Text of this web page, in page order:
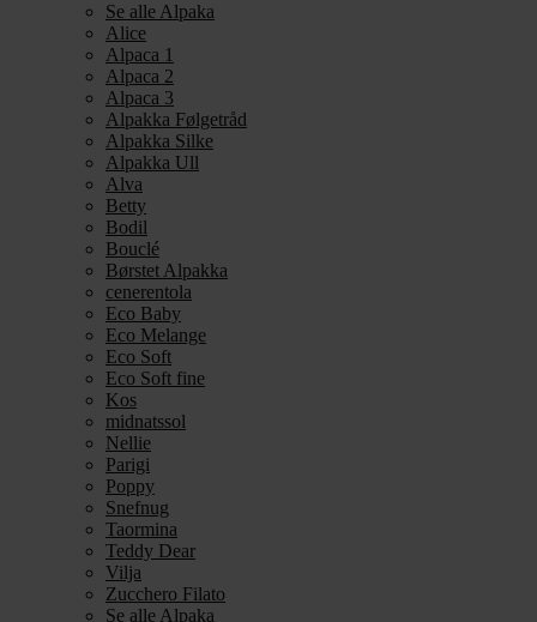
Se alle Alpaka
Alice
Alpaca 1
Alpaca 2
Alpaca 3
Alpakka Følgetråd
Alpakka Silke
Alpakka Ull
Alva
Betty
Bodil
Bouclé
Børstet Alpakka
cenerentola
Eco Baby
Eco Melange
Eco Soft
Eco Soft fine
Kos
midnatssol
Nellie
Parigi
Poppy
Snefnug
Taormina
Teddy Dear
Vilja
Zucchero Filato
Se alle Alpaka